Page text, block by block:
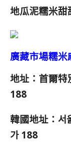
地瓜泥糯米甜
廣藏市場糯米
地址： 首爾特
188
韓國地址：서
가 188